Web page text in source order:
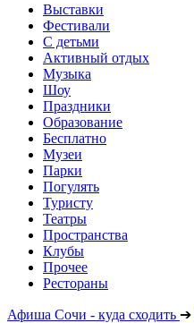
Выставки
Фестивали
С детьми
Активный отдых
Музыка
Шоу
Праздники
Образование
Бесплатно
Музеи
Парки
Погулять
Туристу
Театры
Пространства
Клубы
Прочее
Рестораны
Афиша Сочи - куда сходить ➔